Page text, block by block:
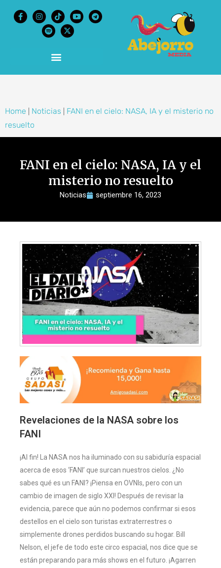
Home Noticias
FANI en el cielo: NASA, IA y el misterio no
resuelto
FANI en el cielo: NASA, IA y el
misterio no resuelto
Noticias septiembre 16, 2023
Revelaciones de la NASA sobre los
FANI
¡Al fin! La NASA nos ha iluminado con su sabiduría espacial
acerca de esos ‘FANI’ que surcan nuestros cielos. ¿No
sabes qué es un FANI? ¡Piensa en OVNIs, pero con un
cambio de imagen de siglo XXI! Después de revisar la
evidencia, parece que aún no podemos confirmar si esos
destellos en el cielo son turistas extraterrestres o
simplemente drones perdidos buscando su hogar. Bill
Nelson, el jefe de todo este circo espacial, nos dice que se
están preparando para más shows en el futuro. ¡Agarren